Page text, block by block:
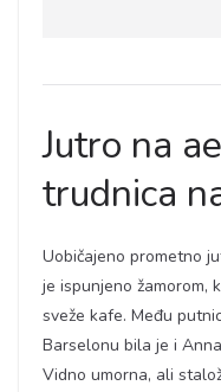
Jutro na
trudnica
Uobičajeno prometno
je ispunjeno žamorom,
sveže kafe. Među
Barselonu bila je i
Vidno umorna, ali